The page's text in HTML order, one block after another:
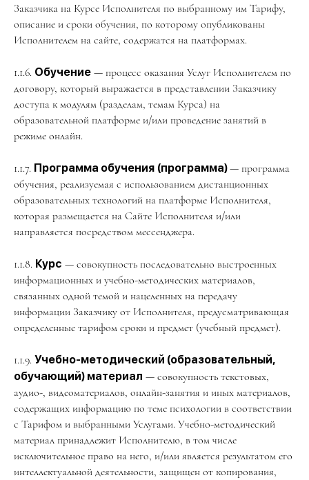
Заказчика на Курсе Исполнителя по выбранному им Тарифу,
описание и сроки обучения, по которому опубликованы
Исполнителем на сайте, содержатся на платформах.
1.1.6. Обучение — процесс оказания Услуг Исполнителем по
договору, который выражается в представлении Заказчику
доступа к модулям (разделам, темам Курса) на
образовательной платформе и/или проведение занятий в
режиме онлайн.
1.1.7. Программа обучения (программа)— программа
обучения, реализуемая с использованием дистанционных
образовательных технологий на платформе Исполнителя,
которая размещается на Сайте Исполнителя и/или
направляется посредством мессенджера.
1.1.8. Курс — совокупность последовательно выстроенных
информационных и учебно-методических материалов,
связанных одной темой и нацеленных на передачу
информации Заказчику от Исполнителя, предусматривающая
определенные тарифом сроки и предмет (учебный предмет).
1.1.9. Учебно-методический (образовательный,
обучающий) материал — совокупность текстовых,
аудио-, видеоматериалов, онлайн-занятия и иных материалов,
содержащих информацию по теме психологии в соответствии
с Тарифом и выбранными Услугами. Учебно-методический
материал принадлежит Исполнителю, в том числе
исключительное право на него, и/или является результатом его
интеллектуальной деятельности, защищен от копирования,